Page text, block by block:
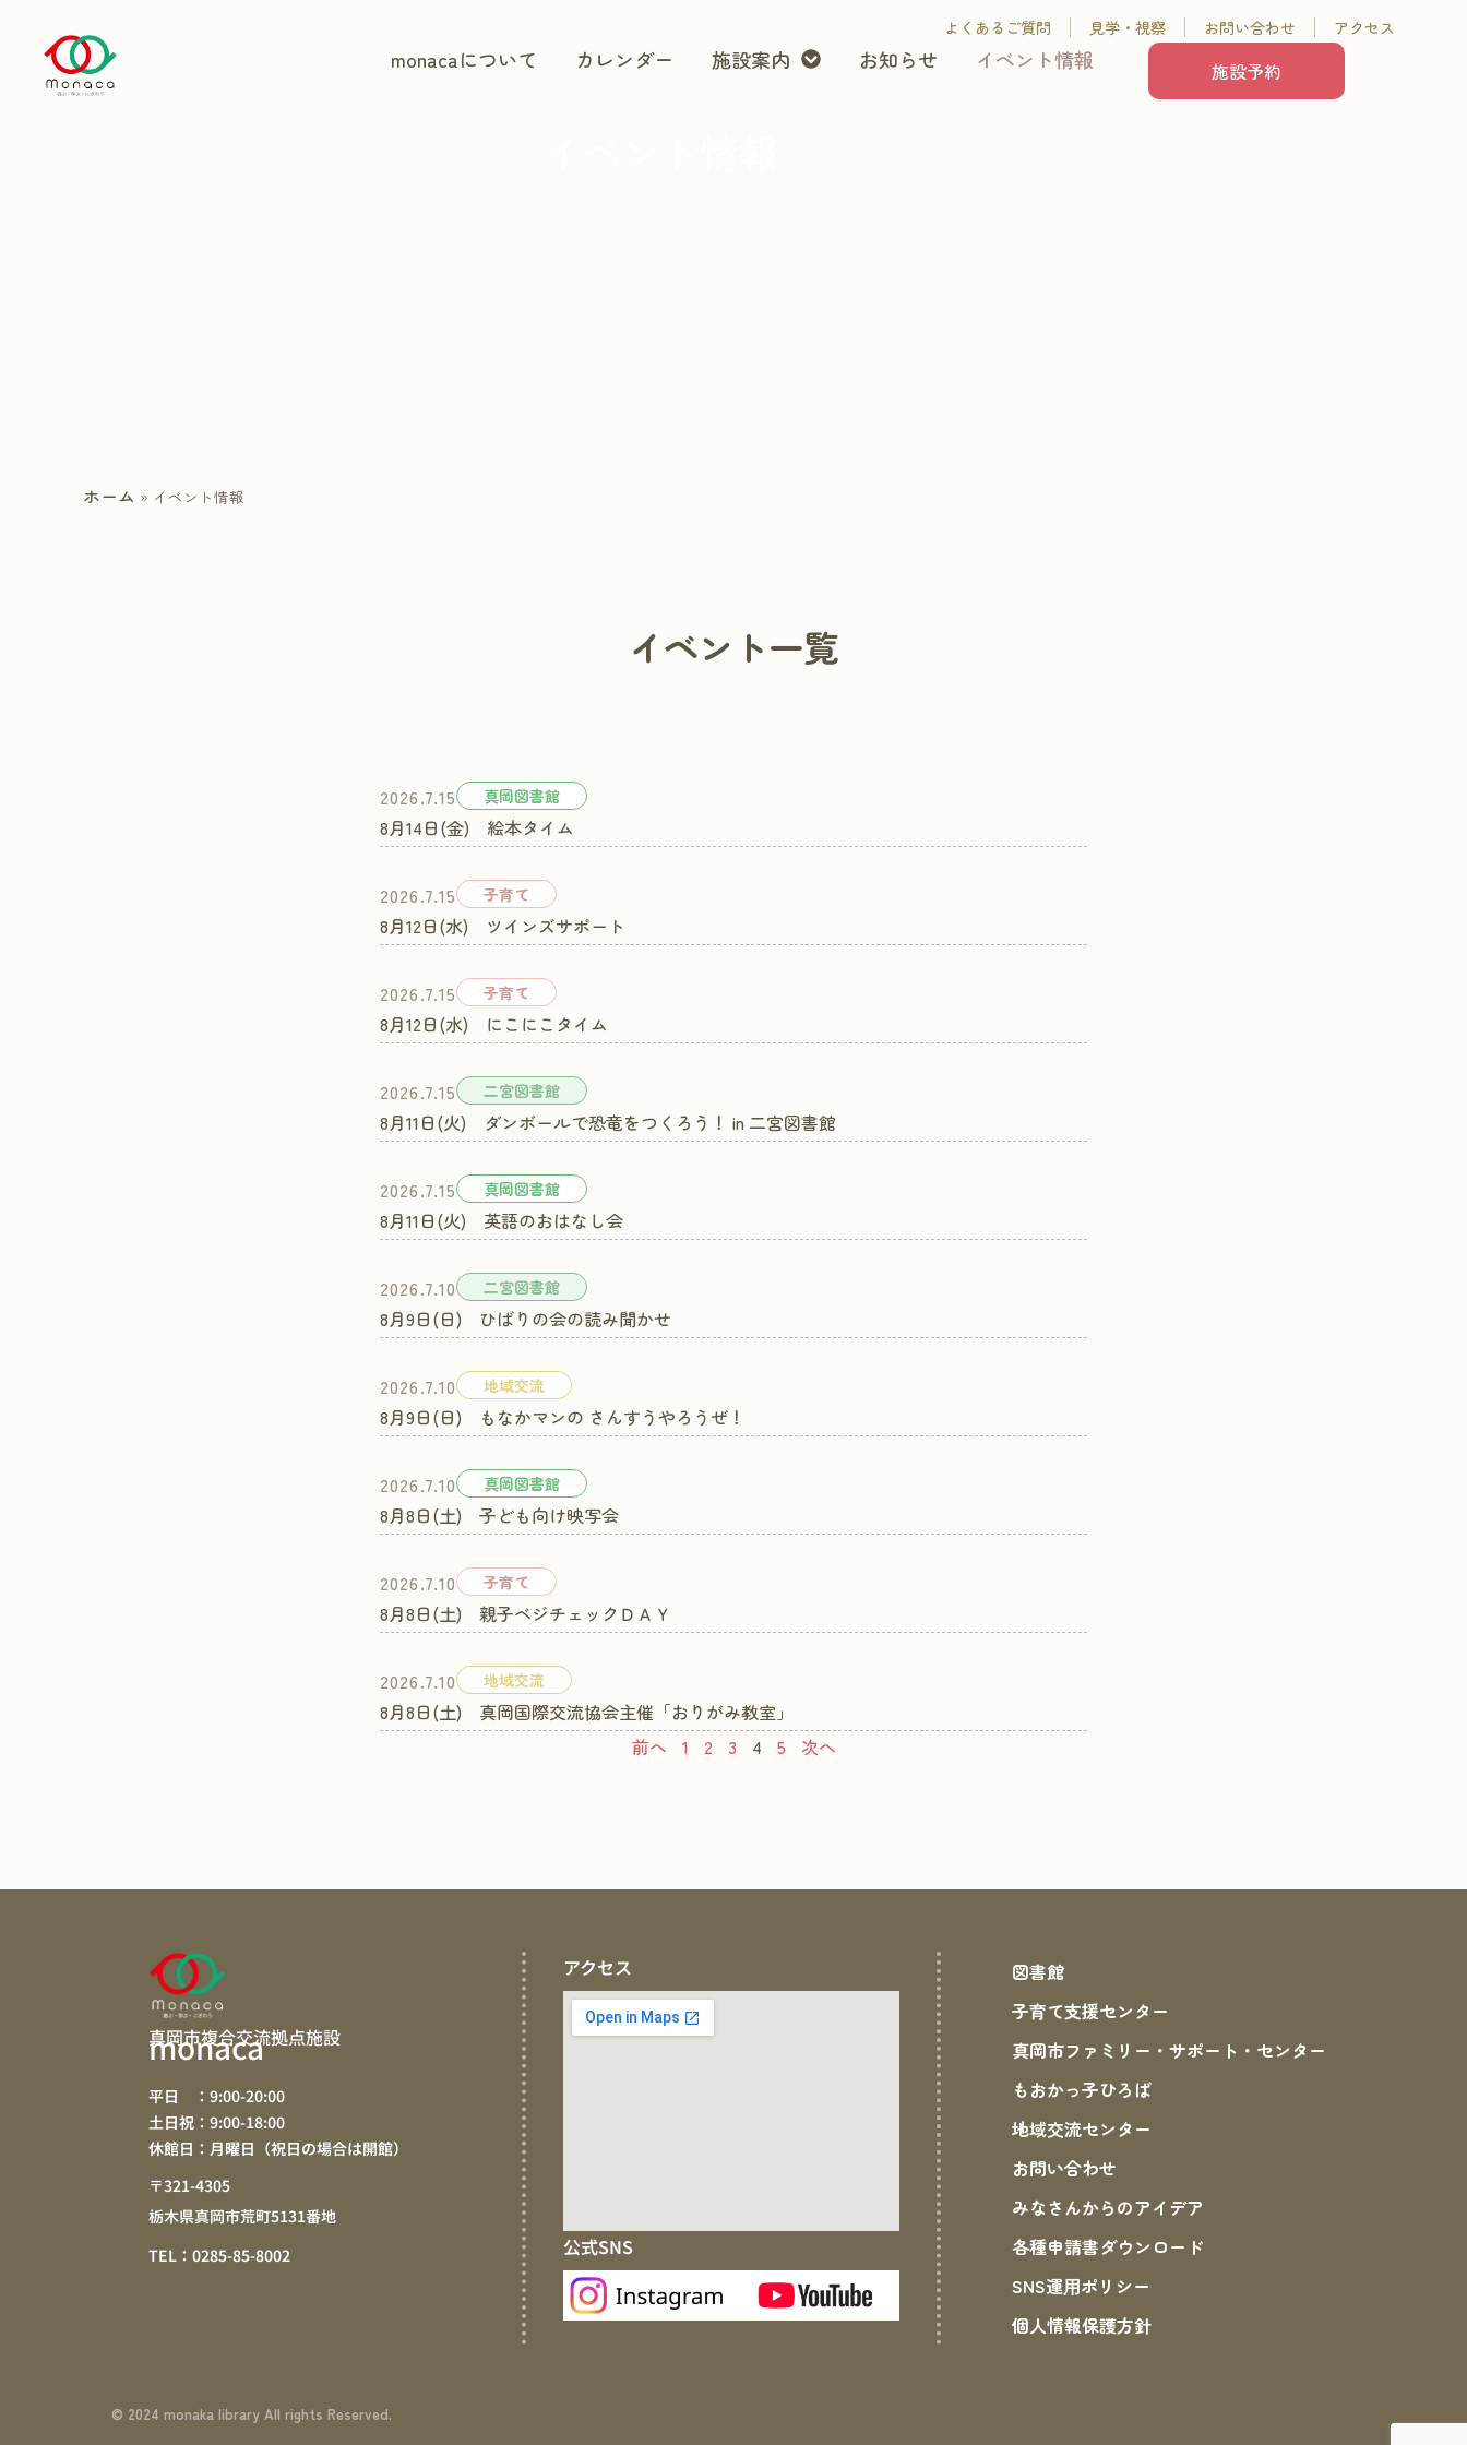
よくあるご質問 見学・視察 お問い合わせ アクセス
monacaについて カレンダー 施設案内 お知らせ イベント情報 施設予約
ホーム » イベント情報
イベント一覧
2026.7.15 真岡図書館
8月14日(金) 絵本タイム
2026.7.15 子育て
8月12日(水) ツインズサポート
2026.7.15 子育て
8月12日(水) にこにこタイム
2026.7.15 二宮図書館
8月11日(火) ダンボールで恐竜をつくろう！ in 二宮図書館
2026.7.15 真岡図書館
8月11日(火) 英語のおはなし会
2026.7.10 二宮図書館
8月9日(日) ひばりの会の読み聞かせ
2026.7.10 地域交流
8月9日(日) もなかマンの さんすうやろうぜ！
2026.7.10 真岡図書館
8月8日(土) 子ども向け映写会
2026.7.10 子育て
8月8日(土) 親子ベジチェックＤＡＹ
2026.7.10 地域交流
8月8日(土) 真岡国際交流協会主催「おりがみ教室」
前へ
1 2 3 4 5 次へ
真岡市複合交流拠点施設
monaca
平日 ：9:00-20:00
土日祝：9:00-18:00
休館日：月曜日（祝日の場合は開館）
〒321-4305
栃木県真岡市荒町5131番地
TEL：0285-85-8002
アクセス
公式SNS
図書館
子育て支援センター
真岡市ファミリー・サポート・センター
もおかっ子ひろば
地域交流センター
お問い合わせ
みなさんからのアイデア
各種申請書ダウンロード
SNS運⽤ポリシー
個人情報保護方針
© 2024 monaka library All rights Reserved.